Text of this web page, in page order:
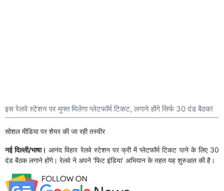
इस रेलवे स्टेशन पर मुफ्त मिलेगा प्लेटफॉर्म टिकट, लगाने होंगे सिर्फ 30 दंड बैठक!
सोशल मीडिया पर शेयर की जा रही तस्वीर
नई दिल्ली/भाषा। आनंद विहार रेलवे स्टेशन पर फ्री में प्लेटफॉर्म टिकट पाने के लिए 30
दंड बैठक लगाने होंगे। रेलवे ने अपने ‘फिट इंडिया’ अभियान के तहत यह शुरुआत की है।